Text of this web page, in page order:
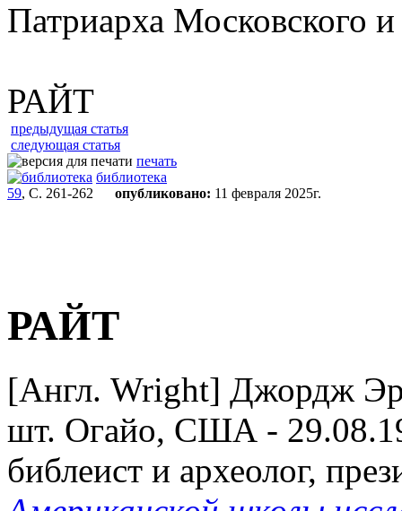
Патриарха Московского
РАЙТ
предыдущая статья
следующая статья
печать
библиотека
59, С. 261-262 опубликовано: 11 февраля 2025г.
РАЙТ
[Англ. Wright] Джордж
шт. Огайо, США -
библеист и археолог,